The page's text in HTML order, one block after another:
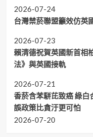
2026-07-24
台灣禁菸聯盟籲效仿
2026-07-23
賴清德祝賀英國新首相
法》與英國接軌
2026-07-21
香菸含苯駢芘致癌 綠
誤政策比貪汙更可怕
2026-07-20